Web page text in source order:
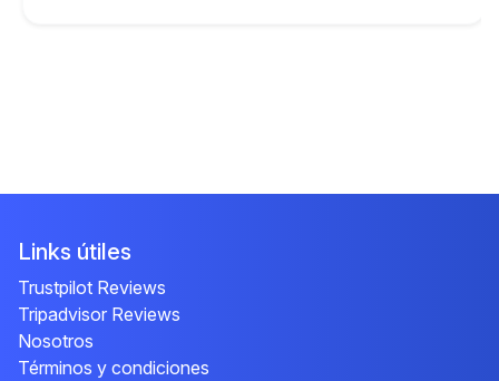
Links útiles
Trustpilot Reviews
Tripadvisor Reviews
Nosotros
Términos y condiciones